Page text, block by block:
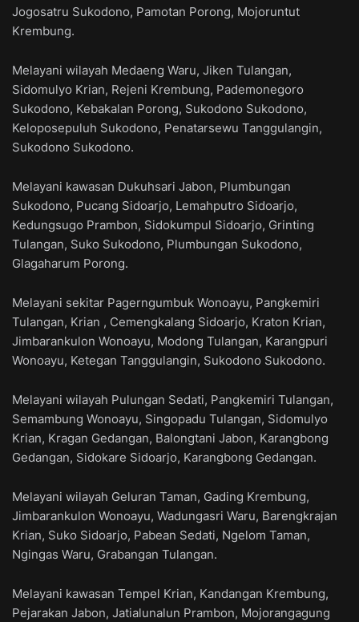
Jogosatru Sukodono, Pamotan Porong, Mojoruntut
Krembung.
Melayani wilayah Medaeng Waru, Jiken Tulangan,
Sidomulyo Krian, Rejeni Krembung, Pademonegoro
Sukodono, Kebakalan Porong, Sukodono Sukodono,
Keloposepuluh Sukodono, Penatarsewu Tanggulangin,
Sukodono Sukodono.
Melayani kawasan Dukuhsari Jabon, Plumbungan
Sukodono, Pucang Sidoarjo, Lemahputro Sidoarjo,
Kedungsugo Prambon, Sidokumpul Sidoarjo, Grinting
Tulangan, Suko Sukodono, Plumbungan Sukodono,
Glagaharum Porong.
Melayani sekitar Pagerngumbuk Wonoayu, Pangkemiri
Tulangan, Krian , Cemengkalang Sidoarjo, Kraton Krian,
Jimbarankulon Wonoayu, Modong Tulangan, Karangpuri
Wonoayu, Ketegan Tanggulangin, Sukodono Sukodono.
Melayani wilayah Pulungan Sedati, Pangkemiri Tulangan,
Semambung Wonoayu, Singopadu Tulangan, Sidomulyo
Krian, Kragan Gedangan, Balongtani Jabon, Karangbong
Gedangan, Sidokare Sidoarjo, Karangbong Gedangan.
Melayani wilayah Geluran Taman, Gading Krembung,
Jimbarankulon Wonoayu, Wadungasri Waru, Barengkrajan
Krian, Suko Sidoarjo, Pabean Sedati, Ngelom Taman,
Ngingas Waru, Grabangan Tulangan.
Melayani kawasan Tempel Krian, Kandangan Krembung,
Pejarakan Jabon, Jatialunalun Prambon, Mojorangagung